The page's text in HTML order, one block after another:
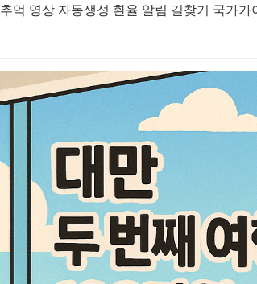
추억 영상 자동생성 환율 알림 길찾기 국가가